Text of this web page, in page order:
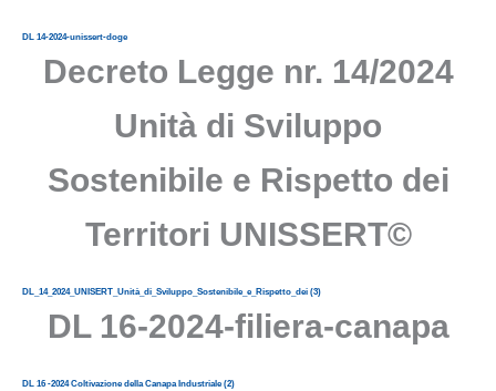
DL 14-2024-unissert-doge
Decreto Legge nr. 14/2024
Unità di Sviluppo
Sostenibile e Rispetto dei
Territori UNISSERT©
DL_14_2024_UNISERT_Unità_di_Sviluppo_Sostenibile_e_Rispetto_dei (3)
DL 16-2024-filiera-canapa
DL 16 -2024 Coltivazione della Canapa Industriale (2)